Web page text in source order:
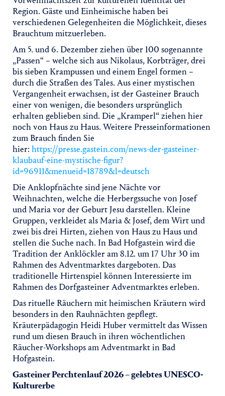
Region. Gäste und Einheimische haben bei
verschiedenen Gelegenheiten die Möglichkeit, dieses
Brauchtum mitzuerleben.
Am 5. und 6. Dezember ziehen über 100 sogenannte
„Passen“ – welche sich aus Nikolaus, Korbträger, drei
bis sieben Krampussen und einem Engel formen –
durch die Straßen des Tales. Aus einer mystischen
Vergangenheit erwachsen, ist der Gasteiner Brauch
einer von wenigen, die besonders ursprünglich
erhalten geblieben sind. Die „Kramperl“ ziehen hier
noch von Haus zu Haus. Weitere Presseinformationen
zum Brauch finden Sie
hier: https://presse.gastein.com/news-der-gasteiner-
klaubauf-eine-mystische-figur?
id=96911&menueid=18789&l=deutsch
Die Anklopfnächte sind jene Nächte vor
Weihnachten, welche die Herbergssuche von Josef
und Maria vor der Geburt Jesu darstellen. Kleine
Gruppen, verkleidet als Maria & Josef, dem Wirt und
zwei bis drei Hirten, ziehen von Haus zu Haus und
stellen die Suche nach. In Bad Hofgastein wird die
Tradition der Anklöckler am 8.12. um 17 Uhr 30 im
Rahmen des Adventmarktes dargeboten. Das
traditionelle Hirtenspiel können Interessierte im
Rahmen des Dorfgasteiner Adventmarktes erleben.
Das rituelle Räuchern mit heimischen Kräutern wird
besonders in den Rauhnächten gepflegt.
Kräuterpädagogin Heidi Huber vermittelt das Wissen
rund um diesen Brauch in ihren wöchentlichen
Räucher-Workshops am Adventmarkt in Bad
Hofgastein.
Gasteiner Perchtenlauf 2026 – gelebtes UNESCO-
Kulturerbe